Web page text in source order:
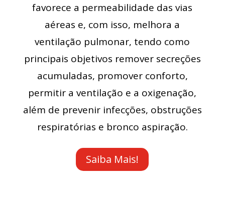
favorece a permeabilidade das vias
aéreas e, com isso, melhora a
ventilação pulmonar, tendo como
principais objetivos remover secreções
acumuladas, promover conforto,
permitir a ventilação e a oxigenação,
além de prevenir infecções, obstruções
respiratórias e bronco aspiração.
Saiba Mais!